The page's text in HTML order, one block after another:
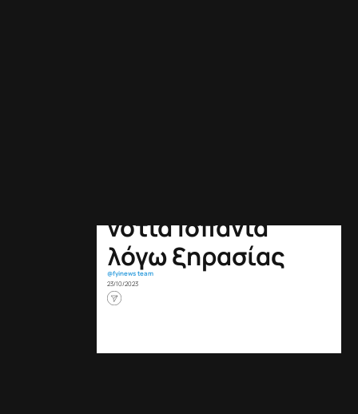
νότια Ισπανία
λόγω ξηρασίας
@fyinews team
23/10/2023